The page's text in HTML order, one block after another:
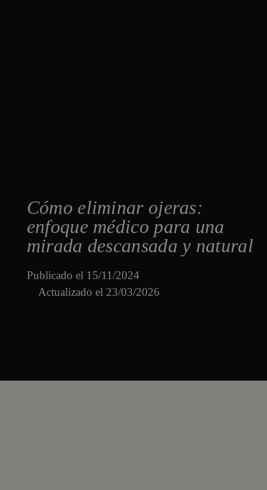
Cómo eliminar ojeras:
enfoque médico para una
mirada descansada y natural
Publicado el 15/11/2024
Actualizado el 23/03/2026